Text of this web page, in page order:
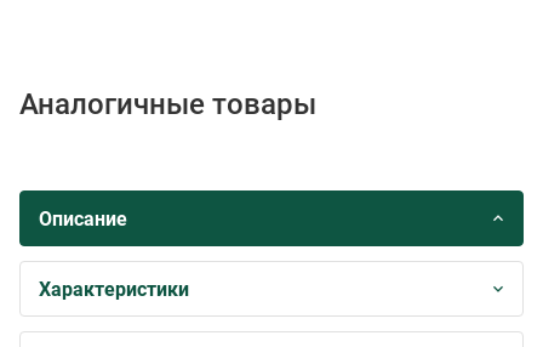
Аналогичные товары
Описание
Характеристики